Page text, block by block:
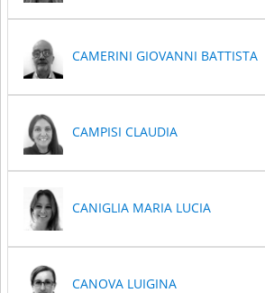
CAMERINI GIOVANNI BATTISTA
CAMPISI CLAUDIA
CANIGLIA MARIA LUCIA
CANOVA LUIGINA